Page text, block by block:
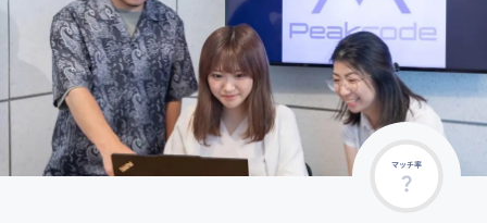
マッチ率